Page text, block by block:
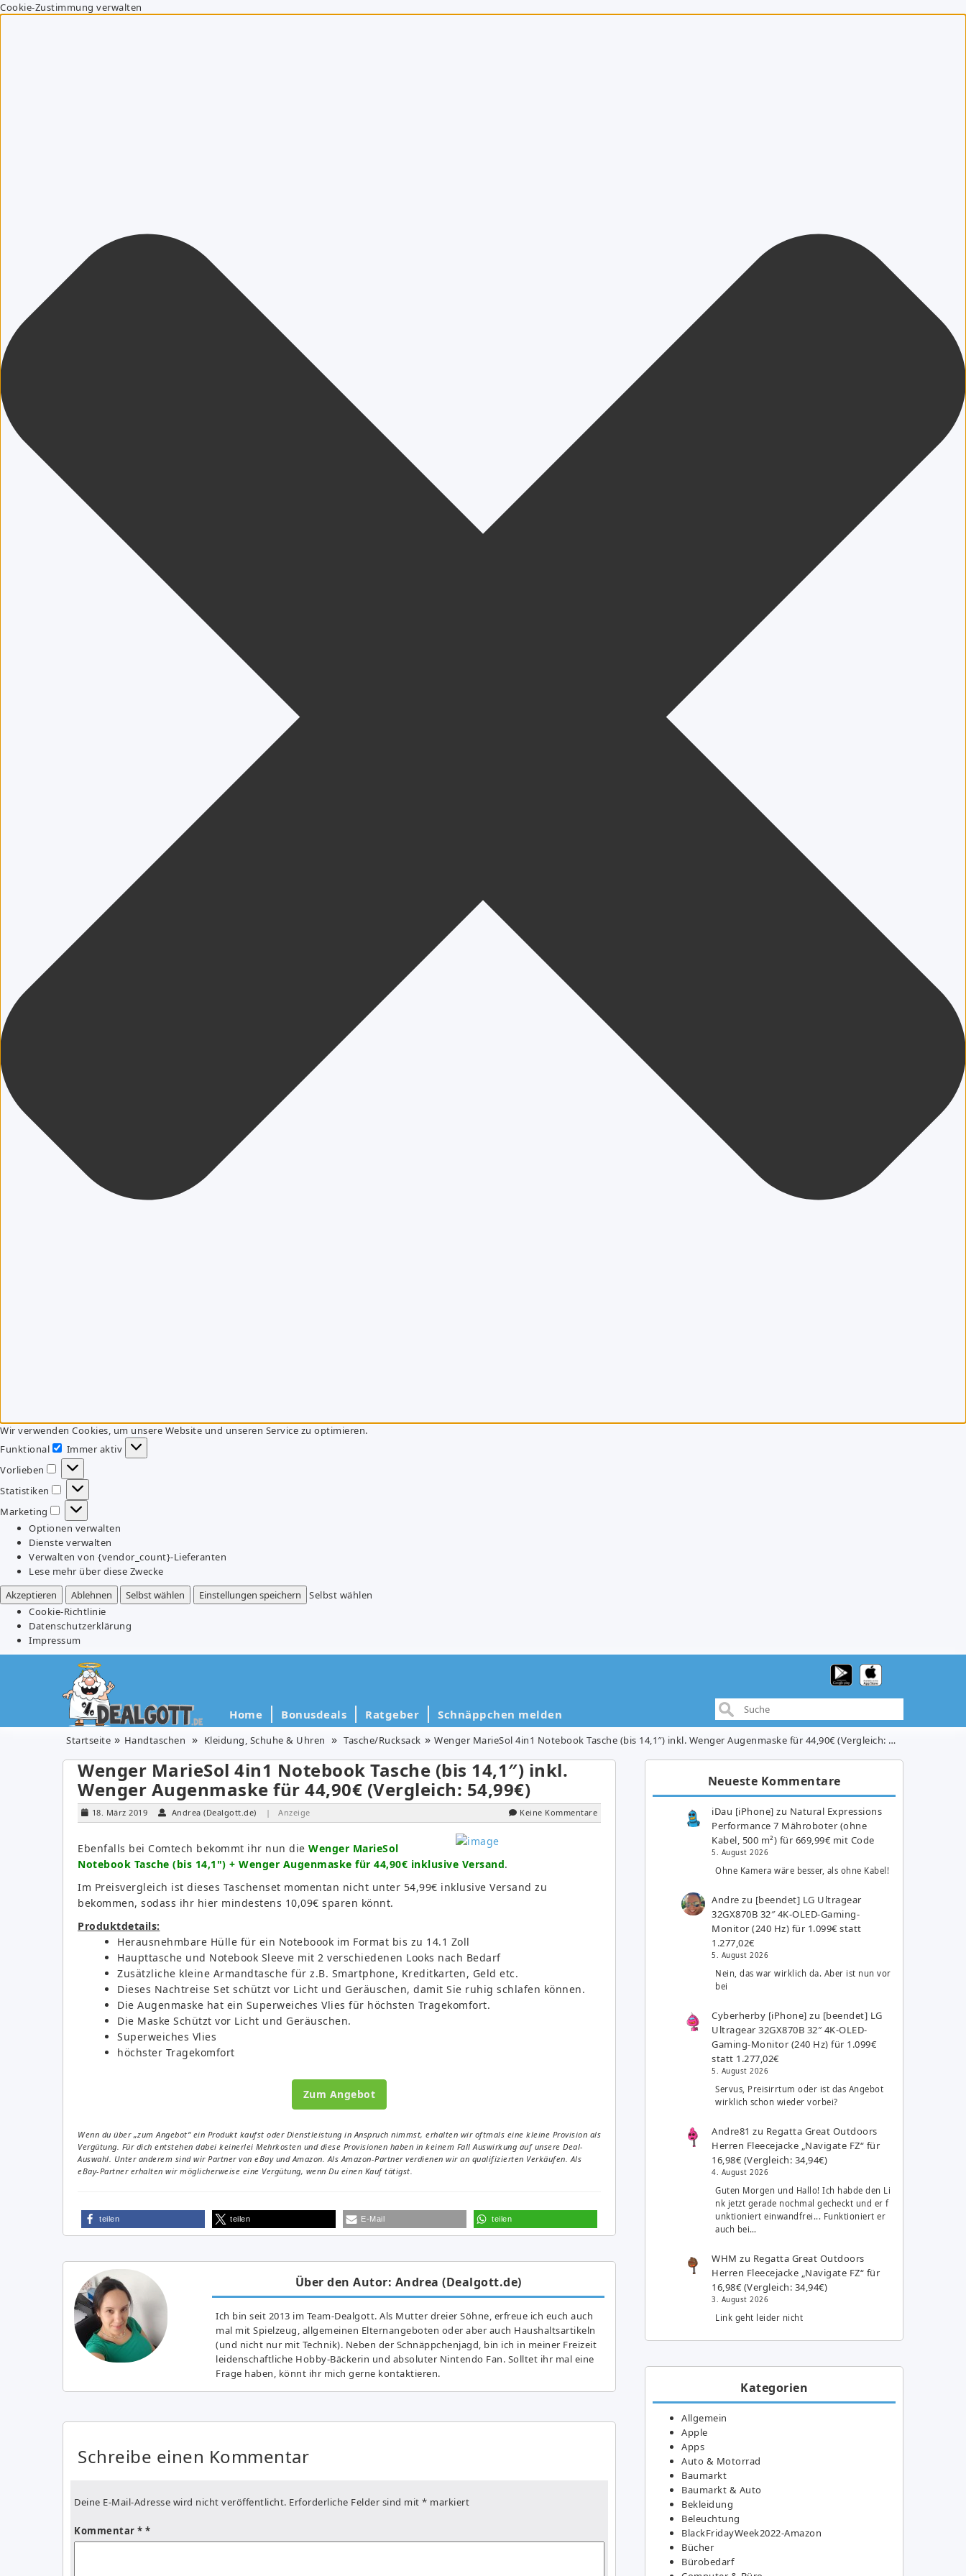
Cookie-Zustimmung verwalten
Wir verwenden Cookies, um unsere Website und unseren Service zu optimieren.
Funktional
Funktional
Immer aktiv
Vorlieben
Vorlieben
Statistiken
Statistiken
Marketing
Marketing
Optionen verwalten
Dienste verwalten
Verwalten von {vendor_count}-Lieferanten
Lese mehr über diese Zwecke
Akzeptieren
Ablehnen Selbst wählen Einstellungen speichern
Selbst wählen
Cookie-Richtlinie
Datenschutzerklärung
Impressum
Home Bonusdeals Ratgeber Schnäppchen melden
Startseite Handtaschen Kleidung, Schuhe & Uhren Tasche/Rucksack Wenger MarieSol 4in1 Notebook Tasche (bis 14,1″) inkl. Wenger Augenmaske für 44,90€ (Vergleich: 54,99€)
Wenger MarieSol 4in1 Notebook Tasche (bis 14,1″) inkl.
Wenger Augenmaske für 44,90€ (Vergleich: 54,99€)
18. März 2019 Andrea (Dealgott.de) | Anzeige Keine Kommentare
Ebenfalls bei Comtech bekommt ihr nun die Wenger MarieSol
Notebook Tasche (bis 14,1") + Wenger Augenmaske für 44,90€ inklusive Versand.
Im Preisvergleich ist dieses Taschenset momentan nicht unter 54,99€ inklusive Versand zu
bekommen, sodass ihr hier mindestens 10,09€ sparen könnt.
Produktdetails:
Herausnehmbare Hülle für ein Noteboook im Format bis zu 14.1 Zoll
Haupttasche und Notebook Sleeve mit 2 verschiedenen Looks nach Bedarf
Zusätzliche kleine Armandtasche für z.B. Smartphone, Kreditkarten, Geld etc.
Dieses Nachtreise Set schützt vor Licht und Geräuschen, damit Sie ruhig schlafen können.
Die Augenmaske hat ein Superweiches Vlies für höchsten Tragekomfort.
Die Maske Schützt vor Licht und Geräuschen.
Superweiches Vlies
höchster Tragekomfort
Zum Angebot
Wenn du über „zum Angebot“ ein Produkt kaufst oder Dienstleistung in Anspruch nimmst, erhalten wir oftmals eine kleine Provision als
Vergütung. Für dich entstehen dabei keinerlei Mehrkosten und diese Provisionen haben in keinem Fall Auswirkung auf unsere Deal-
Auswahl. Unter anderem sind wir Partner von eBay und Amazon. Als Amazon-Partner verdienen wir an qualifizierten Verkäufen. Als
eBay-Partner erhalten wir möglicherweise eine Vergütung, wenn Du einen Kauf tätigst.
teilen teilen E-Mail teilen
Über den Autor: Andrea (Dealgott.de)
Ich bin seit 2013 im Team-Dealgott. Als Mutter dreier Söhne, erfreue ich euch auch
mal mit Spielzeug, allgemeinen Elternangeboten oder aber auch Haushaltsartikeln
(und nicht nur mit Technik). Neben der Schnäppchenjagd, bin ich in meiner Freizeit
leidenschaftliche Hobby-Bäckerin und absoluter Nintendo Fan. Solltet ihr mal eine
Frage haben, könnt ihr mich gerne kontaktieren.
Schreibe einen Kommentar
Deine E-Mail-Adresse wird nicht veröffentlicht. Erforderliche Felder sind mit * markiert
Kommentar *
Neueste Kommentare
iDau [iPhone] zu Natural Expressions
Performance 7 Mähroboter (ohne
Kabel, 500 m²) für 669,99€ mit Code
5. August 2026
Ohne Kamera wäre besser, als ohne Kabel!
Andre zu [beendet] LG Ultragear
32GX870B 32″ 4K-OLED-Gaming-
Monitor (240 Hz) für 1.099€ statt
1.277,02€
5. August 2026
Nein, das war wirklich da. Aber ist nun vor
bei
Cyberherby [iPhone] zu [beendet] LG
Ultragear 32GX870B 32″ 4K-OLED-
Gaming-Monitor (240 Hz) für 1.099€
statt 1.277,02€
5. August 2026
Servus, Preisirrtum oder ist das Angebot
wirklich schon wieder vorbei?
Andre81 zu Regatta Great Outdoors
Herren Fleecejacke „Navigate FZ“ für
16,98€ (Vergleich: 34,94€)
4. August 2026
Guten Morgen und Hallo! Ich habde den Li
nk jetzt gerade nochmal gecheckt und er f
unktioniert einwandfrei... Funktioniert er
auch bei…
WHM zu Regatta Great Outdoors
Herren Fleecejacke „Navigate FZ“ für
16,98€ (Vergleich: 34,94€)
3. August 2026
Link geht leider nicht
Kategorien
Allgemein
Apple
Apps
Auto & Motorrad
Baumarkt
Baumarkt & Auto
Bekleidung
Beleuchtung
BlackFridayWeek2022-Amazon
Bücher
Bürobedarf